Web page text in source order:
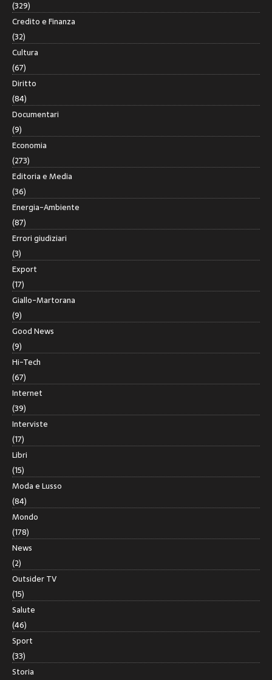
(329)
Credito e Finanza
(32)
Cultura
(67)
Diritto
(84)
Documentari
(9)
Economia
(273)
Editoria e Media
(36)
Energia-Ambiente
(87)
Errori giudiziari
(3)
Export
(17)
Giallo-Martorana
(9)
Good News
(9)
Hi-Tech
(67)
Internet
(39)
Interviste
(17)
Libri
(15)
Moda e Lusso
(84)
Mondo
(178)
News
(2)
Outsider TV
(15)
Salute
(46)
Sport
(33)
Storia